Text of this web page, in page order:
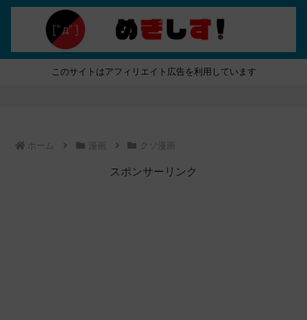
このサイトはアフィリエイト広告を利用しています
ホーム 漫画 クソ漫画
スポンサーリンク